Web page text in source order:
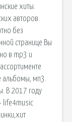
хиты.
авторов.
без
странице Вы
в mp3 и
альбомы, мп3.
В 2017 году
life4music